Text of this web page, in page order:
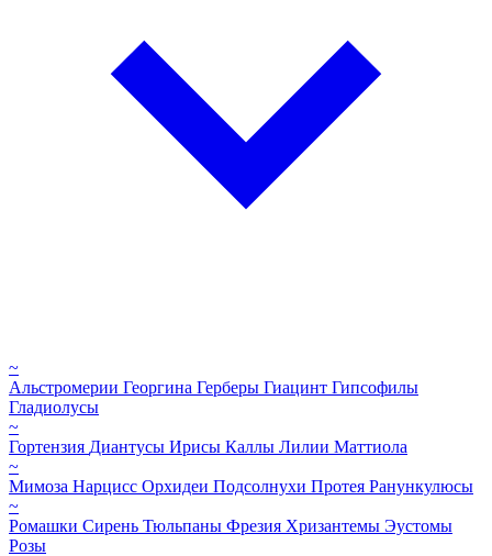
~
Альстромерии Георгина Герберы Гиацинт Гипсофилы
Гладиолусы
~
Гортензия Диантусы Ирисы Каллы Лилии Маттиола
~
Мимоза Нарцисс Орхидеи Подсолнухи Протея Ранункулюсы
~
Ромашки Сирень Тюльпаны Фрезия Хризантемы Эустомы
Розы